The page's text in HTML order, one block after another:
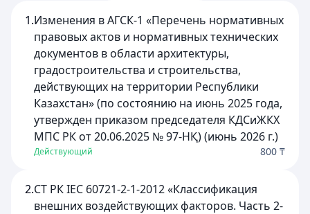
1.Изменения в АГСК-1 «Перечень нормативных
правовых актов и нормативных технических
документов в области архитектуры,
градостроительства и строительства,
действующих на территории Республики
Казахстан» (по состоянию на июнь 2025 года,
утвержден приказом председателя КДСиЖКХ
МПС РК от 20.06.2025 № 97-НҚ) (июнь 2026 г.)
Действующий 800 ₸
2.СТ РК ІЕС 60721-2-1-2012 «Классификация
внешних воздействующих факторов. Часть 2-